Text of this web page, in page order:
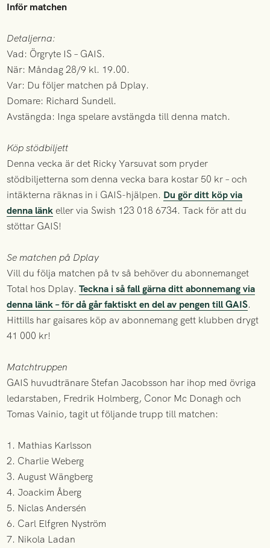
Inför matchen
Detaljerna:
Vad: Örgryte IS – GAIS.
När: Måndag 28/9 kl. 19.00.
Var: Du följer matchen på Dplay.
Domare: Richard Sundell.
Avstängda: Inga spelare avstängda till denna match.
Köp stödbiljett
Denna vecka är det Ricky Yarsuvat som pryder
stödbiljetterna som denna vecka bara kostar 50 kr – och
intäkterna räknas in i GAIS-hjälpen. Du gör ditt köp via
denna länk eller via Swish 123 018 6734. Tack för att du
stöttar GAIS!
Se matchen på Dplay
Vill du följa matchen på tv så behöver du abonnemanget
Total hos Dplay.Teckna i så fall gärna ditt abonnemang via
denna länk – för då går faktiskt en del av pengen till GAIS.
Hittills har gaisares köp av abonnemang gett klubben drygt
41 000 kr!
Matchtruppen
GAIS huvudtränare Stefan Jacobsson har ihop med övriga
ledarstaben, Fredrik Holmberg, Conor Mc Donagh och
Tomas Vainio, tagit ut följande trupp till matchen:
1. Mathias Karlsson
2. Charlie Weberg
3. August Wängberg
4. Joackim Åberg
5. Niclas Andersén
6. Carl Elfgren Nyström
7. Nikola Ladan